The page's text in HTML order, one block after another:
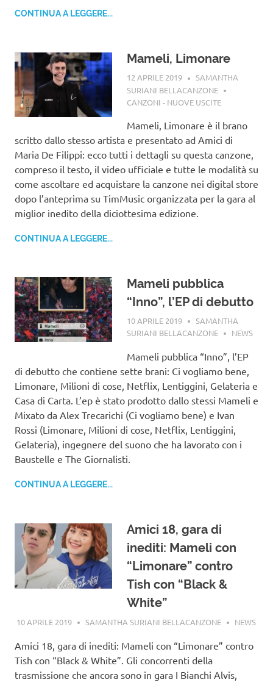
CONTINUA A LEGGERE...
Mameli, Limonare
12 APRILE 2019
SAMANTHA
SURIANI BELLACANZONE
CANZONI - NUOVE USCITE
Mameli, Limonare è il brano
scritto dallo stesso artista e presentato ad Amici di
Maria De Filippi: ecco tutti i dettagli su questa canzone,
compreso il testo, il video ufficiale e tutte le modalità su
come ascoltare ed acquistare la canzone nei digital store
dopo l’anteprima su TimMusic organizzata per la gara al
miglior inedito della diciottesima edizione.
CONTINUA A LEGGERE...
Mameli pubblica
“Inno”, l’EP di debutto
10 APRILE 2019
SAMANTHA
SURIANI BELLACANZONE
NEWS
Mameli pubblica “Inno”, l’EP
di debutto che contiene sette brani: Ci vogliamo bene,
Limonare, Milioni di cose, Netflix, Lentiggini, Gelateria e
Casa di Carta. L’ep è stato prodotto dallo stessi Mameli e
Mixato da Alex Trecarichi (Ci vogliamo bene) e Ivan
Rossi (Limonare, Milioni di cose, Netflix, Lentiggini,
Gelateria), ingegnere del suono che ha lavorato con i
Baustelle e The Giornalisti.
CONTINUA A LEGGERE...
Amici 18, gara di
inediti: Mameli con
“Limonare” contro
Tish con “Black &
White”
10 APRILE 2019 SAMANTHA SURIANI BELLACANZONE NEWS
Amici 18, gara di inediti: Mameli con “Limonare” contro
Tish con “Black & White”. Gli concorrenti della
trasmissione che ancora sono in gara I Bianchi Alvis,